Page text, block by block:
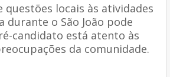
questões locais às atividades
durante o São João pode
candidato está atento às
da comunidade.